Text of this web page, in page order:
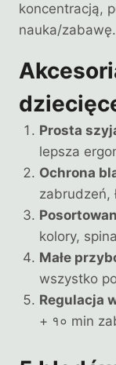
koncentracją,
nauka/zabawę.
Prosta
lepsza
Ochrona
zabrudzeń,
kolory,
Małe
wszystko
Regulacja
+ १० min